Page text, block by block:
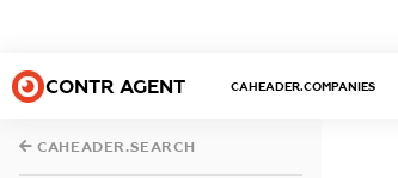
CONTR AGENT CAHEADER.COMPANIES
CAHEADER.SEARCH